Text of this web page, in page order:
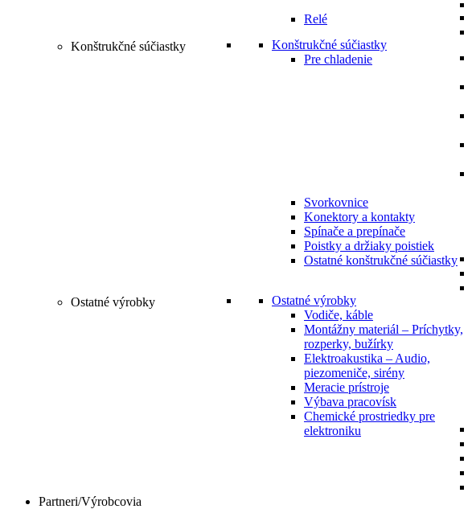
Relé
Konštrukčné súčiastky
Konštrukčné súčiastky
Pre chladenie
Svorkovnice
Konektory a kontakty
Spínače a prepínače
Poistky a držiaky poistiek
Ostatné konštrukčné súčiastky
Ostatné výrobky
Ostatné výrobky
Vodiče, káble
Montážny materiál – Príchytky,
rozperky, bužírky
Elektroakustika – Audio,
piezomeniče, sirény
Meracie prístroje
Výbava pracovísk
Chemické prostriedky pre
elektroniku
Partneri/Výrobcovia